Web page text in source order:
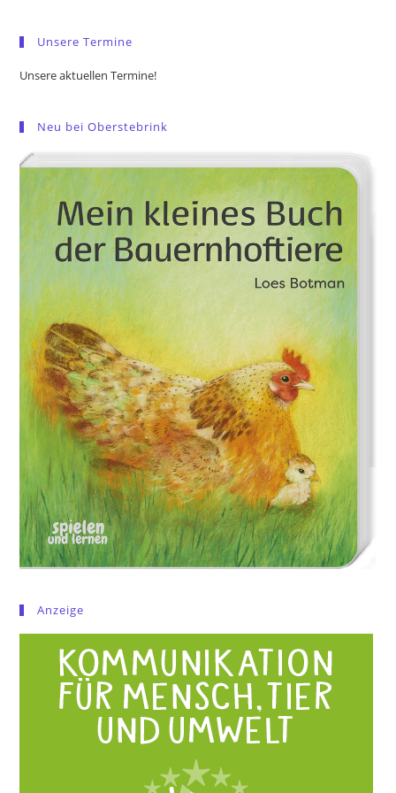
Unsere Termine
Unsere aktuellen Termine!
Neu bei Oberstebrink
Anzeige